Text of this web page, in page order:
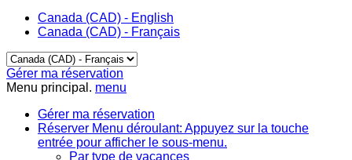
Canada (CAD) - English
Canada (CAD) - Français
Gérer ma réservation
Menu principal. menu
Gérer ma réservation
Réserver Menu déroulant: Appuyez sur la touche
entrée pour afficher le sous-menu.
Par type de vacances